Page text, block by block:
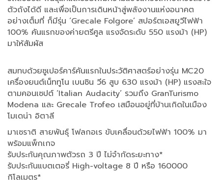
ตัวถังได้ดี และเพื่อเป็นการเดินหน้าสู่พลังงานแห่งอนาคต
อย่างเต็มที่ ก็มีรุ่น ‘Grecale Folgore’ สปอร์ตเอสยูวีไฟฟ้า
100% คันแรกของค่ายตรีศูล แรงจัดระดับ 550 แรงม้า (HP)
มาให้สัมผัส
สมทบด้วยซูเปอร์คาร์คันแรกในประวัติศาสตร์อย่างรุ่น MC20
เครื่องยนต์เน็ททูโน เบนซิน วี6 สูบ 630 แรงม้า (HP) แรงสะใจ
ตามคอนเซปต์ ‘Italian Audacity’ รวมถึง GranTurismo
Modena และ Grecale Trofeo เสมือนอยู่ที่บ้านเกิดในเมือง
โมเดน่า อิตาลี
มาเซราติ สายพันธุ์ โฟลกอเร ขับเคลื่อนด้วยไฟฟ้า 100% มา
พร้อมแพ็กเกจ
รับประกันคุณภาพตัวรถ 3 ปี ไม่จำกัดระยะทาง*
รับประกันแบตเตอรี่ High-voltage 8 ปี หรือ 160000
กิโลเมตร*